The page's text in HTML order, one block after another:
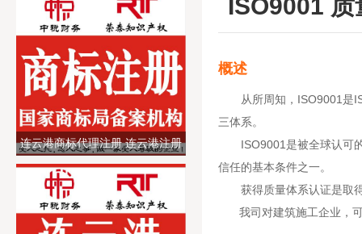
ISO9001
概述
从所周知，ISO9001是
三体系。
ISO9001是被全球认可的
信任的基本条件之一。
获得质量体系认证是取得
我司对建筑施工企业，可
连云港商标代理注册 连云港注册
商标代理公司 商标变更过户续展